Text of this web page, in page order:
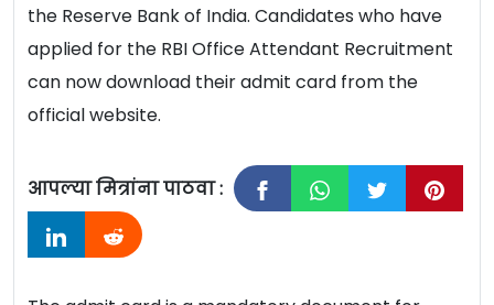
the Reserve Bank of India. Candidates who have
applied for the RBI Office Attendant Recruitment
can now download their admit card from the
official website.
आपल्या मित्रांना पाठवा :